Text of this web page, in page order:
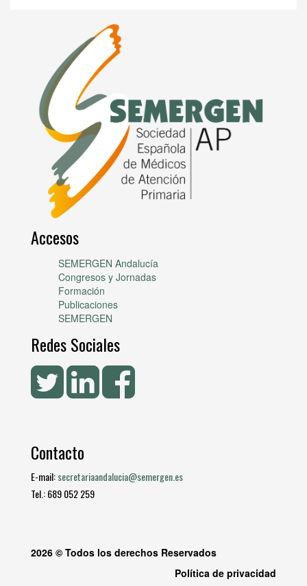
Accesos
SEMERGEN Andalucía
Congresos y Jornadas
Formación
Publicaciones
SEMERGEN
Redes Sociales
Contacto
E-mail:secretariaandalucia@semergen.es
Tel.: 689 052 259
2026 © Todos los derechos Reservados
Política de privacidad